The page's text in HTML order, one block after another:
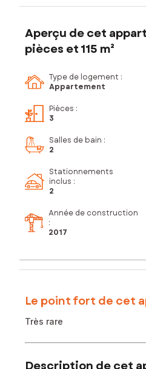
Aperçu de cet
pièces et 115 m²
Type de logement :
Appartement
Pièces :
3
Salles de bain :
2
Stationnements
inclus :
2
Année de construction
:
2017
Le point fort de cet
Très rare